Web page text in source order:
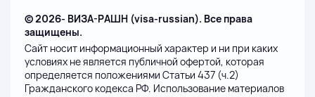
© 2026- ВИЗА-РАШН (visa-russian). Все права
защищены.
Сайт носит информационный характер и ни при каких
условиях не является публичной офертой, которая
определяется положениями Статьи 437 (ч.2)
Гражданского кодекса РФ. Использование материалов